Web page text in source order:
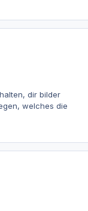
dir bilder
welches die